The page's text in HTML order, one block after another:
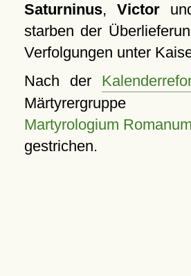
Saturninus, Victor
starben der
Verfolgungen unter
Nach der
Martyrologium Romanum
gestrichen.